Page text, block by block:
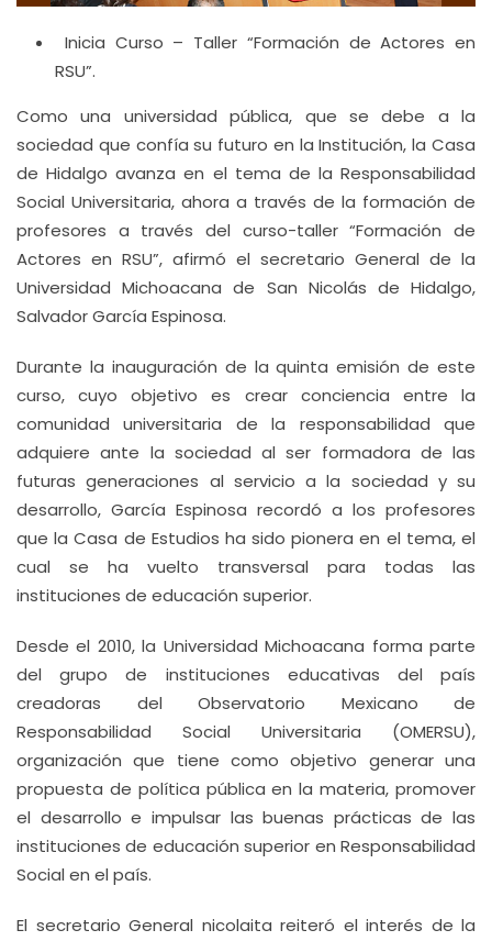
Inicia Curso – Taller “Formación de Actores en
RSU”.
Como una universidad pública, que se debe a la
sociedad que confía su futuro en la Institución, la Casa
de Hidalgo avanza en el tema de la Responsabilidad
Social Universitaria, ahora a través de la formación de
profesores a través del curso-taller “Formación de
Actores en RSU”, afirmó el secretario General de la
Universidad Michoacana de San Nicolás de Hidalgo,
Salvador García Espinosa.
Durante la inauguración de la quinta emisión de este
curso, cuyo objetivo es crear conciencia entre la
comunidad universitaria de la responsabilidad que
adquiere ante la sociedad al ser formadora de las
futuras generaciones al servicio a la sociedad y su
desarrollo, García Espinosa recordó a los profesores
que la Casa de Estudios ha sido pionera en el tema, el
cual se ha vuelto transversal para todas las
instituciones de educación superior.
Desde el 2010, la Universidad Michoacana forma parte
del grupo de instituciones educativas del país
creadoras del Observatorio Mexicano de
Responsabilidad Social Universitaria (OMERSU),
organización que tiene como objetivo generar una
propuesta de política pública en la materia, promover
el desarrollo e impulsar las buenas prácticas de las
instituciones de educación superior en Responsabilidad
Social en el país.
El secretario General nicolaita reiteró el interés de la